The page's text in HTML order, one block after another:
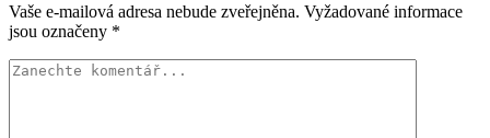
Vaše e-mailová adresa nebude zveřejněna. Vyžadované informace
jsou označeny *